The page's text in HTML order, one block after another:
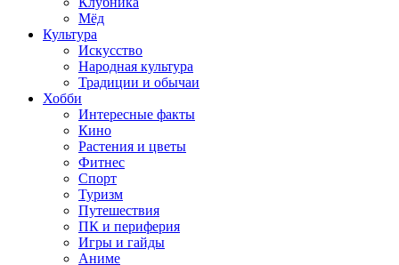
Мёд
Культура
Искусство
Народная культура
Традиции и обычаи
Хобби
Интересные факты
Кино
Растения и цветы
Фитнес
Спорт
Туризм
Путешествия
ПК и периферия
Игры и гайды
Аниме